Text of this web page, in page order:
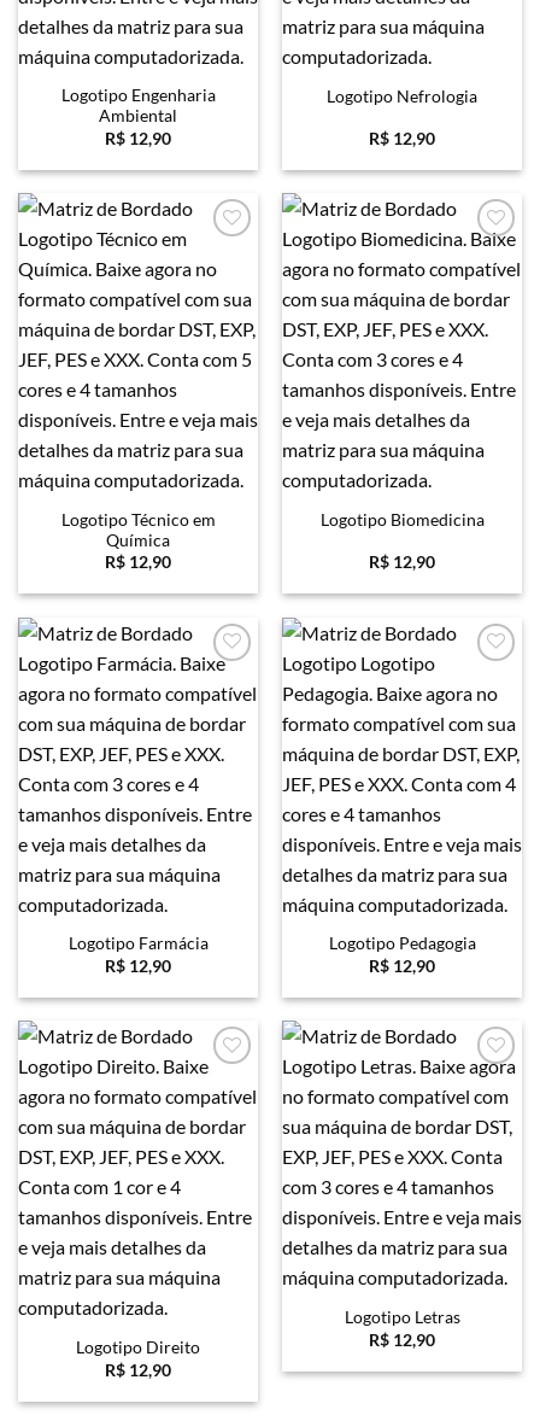
Logotipo Engenharia
Ambiental
R$ 12,90
Logotipo Nefrologia
R$ 12,90
Logotipo Técnico em
Química
R$ 12,90
Logotipo Biomedicina
R$ 12,90
Logotipo Farmácia
R$ 12,90
Logotipo Pedagogia
R$ 12,90
Logotipo Direito
R$ 12,90
Favoritar
Logotipo Letras
R$ 12,90